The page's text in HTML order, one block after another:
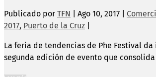
Publicado por TFN Ago 10, 2017
2017, Puerto de la Cruz
La feria de tendencias de Phe Festival
segunda edición de evento que consolida